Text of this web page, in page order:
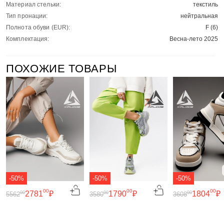
Материал стельки:
текстиль
Тип пронации:
нейтральная
Полнота обуви (EUR):
F (6)
Комплектация:
Весна-лето 2025
ПОХОЖИЕ ТОВАРЫ
-50%
278100₽
556200
-50%
179000₽
358000
-50%
180400₽
360800